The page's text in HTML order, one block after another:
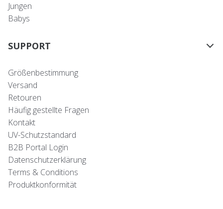
Jungen
Babys
SUPPORT
Größenbestimmung
Versand
Retouren
Häufig gestellte Fragen
Kontakt
UV-Schutzstandard
B2B Portal Login
Datenschutzerklärung
Terms & Conditions
Produktkonformität